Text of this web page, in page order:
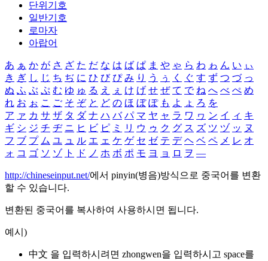
단위기호
일반기호
로마자
아랍어
あ ぁ か が さ ざ た だ な は ば ぱ ま や ゃ ら わ ゎ ん い ぃ
き ぎ し じ ち ぢ に ひ び ぴ み り う ぅ く ぐ す ず つ づ っ
ぬ ふ ぶ ぷ む ゆ ゅ る え ぇ け げ せ ぜ て で ね へ べ ぺ め
れ お ぉ こ ご そ ぞ と ど の ほ ぼ ぽ も よ ょ ろ を
ア ァ カ サ ザ タ ダ ナ ハ バ パ マ ヤ ャ ラ ワ ヮ ン イ ィ キ
ギ シ ジ チ ヂ ニ ヒ ビ ピ ミ リ ウ ゥ ク グ ス ズ ツ ヅ ッ ヌ
フ ブ プ ム ユ ュ ル エ ェ ケ ゲ セ ゼ テ デ ヘ ベ ペ メ レ オ
ォ コ ゴ ソ ゾ ト ド ノ ホ ボ ポ モ ヨ ョ ロ ヲ ―
http://chineseinput.net/에서 pinyin(병음)방식으로 중국어를 변환
할 수 있습니다.
변환된 중국어를 복사하여 사용하시면 됩니다.
예시)
中文 을 입력하시려면 zhongwen을 입력하시고 space를